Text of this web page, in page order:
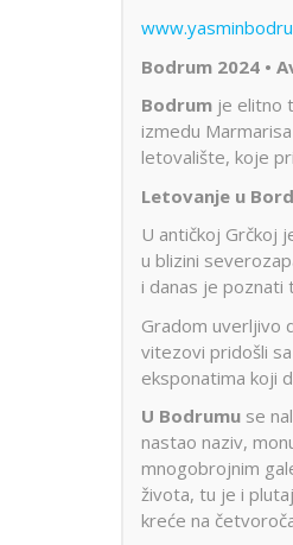
Bodrum 2024 •
Bodrum je elitno
izmedu
letovalište, koje
Letovanje u
U antičkoj Grčkoj
u blizini
i danas je poznati
Gradom uverljivo
vitezovi pridošli
eksponatima koji
U Bodrumu se
nastao naziv,
mnogobrojnim
života, tu je i
kreće na